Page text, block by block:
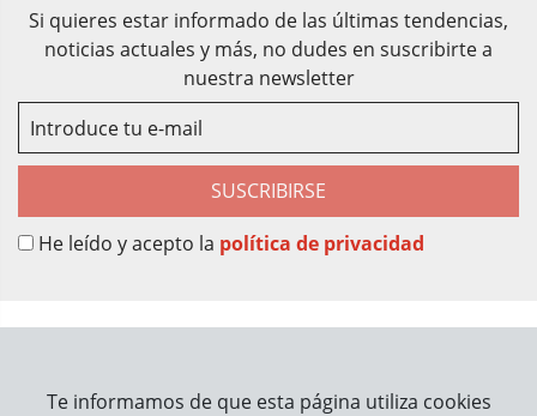
Si quieres estar informado de las últimas tendencias,
noticias actuales y más, no dudes en suscribirte a
nuestra newsletter
SUSCRIBIRSE
He leído y acepto la política de privacidad
Te informamos de que esta página utiliza cookies